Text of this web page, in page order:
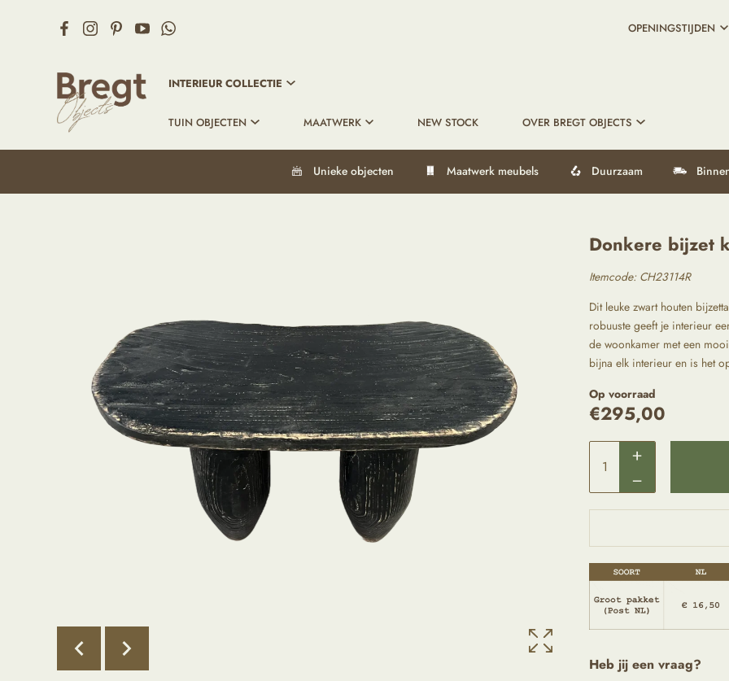
OPENINGSTIJDEN
INTERIEUR COLLECTIE
TUIN OBJECTEN MAATWERK NEW STOCK OVER BREGT OBJECTS
Unieke objecten Maatwerk meubels Duurzaam
Donkere bijzet
Itemcode: CH23114R
Dit leuke zwart houten
robuuste geeft je interieur
de woonkamer met een
bijna elk interieur en is het
Op voorraad
€295,00
Heb jij een vraag?